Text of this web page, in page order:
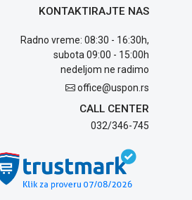
KONTAKTIRAJTE NAS
Radno vreme: 08:30 - 16:30h,
subota 09:00 - 15:00h
nedeljom ne radimo
office@uspon.rs
CALL CENTER
032/346-745